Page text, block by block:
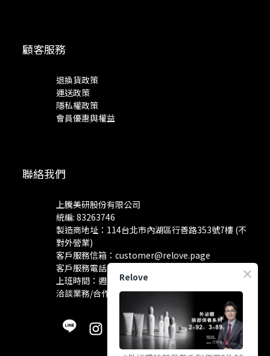
顧客服務
退換貨政策
運送政策
隱私權政策
會員優惠與權益
聯絡我們
上騰美研股份有限公司
統編: 83263746
製造商地址：114台北市內湖區行善路353號7樓 (不
對外營業)
客戶服務信箱： customer@relove.page
客戶服務電話：
上班時間：週一至週五 10:30~18:30
洽談業務/合作資訊：pr@relove.page
Relove